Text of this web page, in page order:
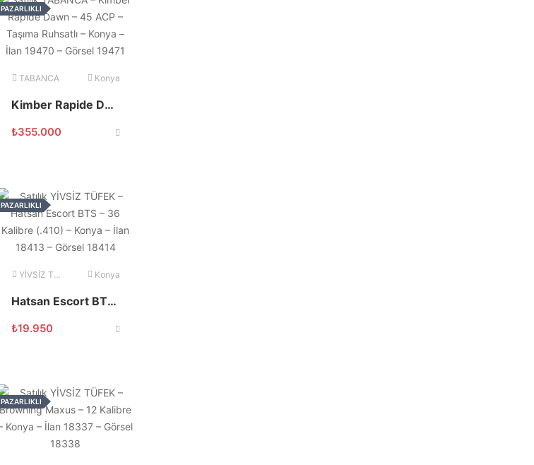
PAZARLIKLI
TABANCA Konya
Kimber Rapide Dawn 45 acp
₺355.000
PAZARLIKLI
YİVSİZ TÜFEK Konya
Hatsan Escort BTS 410 Tactical Bullpup 36 Kalibre
₺19.950
PAZARLIKLI